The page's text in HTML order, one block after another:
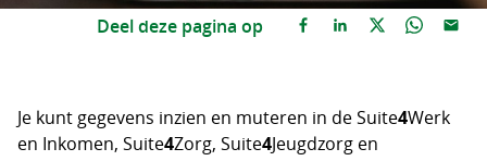
Deel deze pagina op
Je kunt gegevens inzien en muteren in de Suite4Werk
en Inkomen, Suite4Zorg, Suite4Jeugdzorg en